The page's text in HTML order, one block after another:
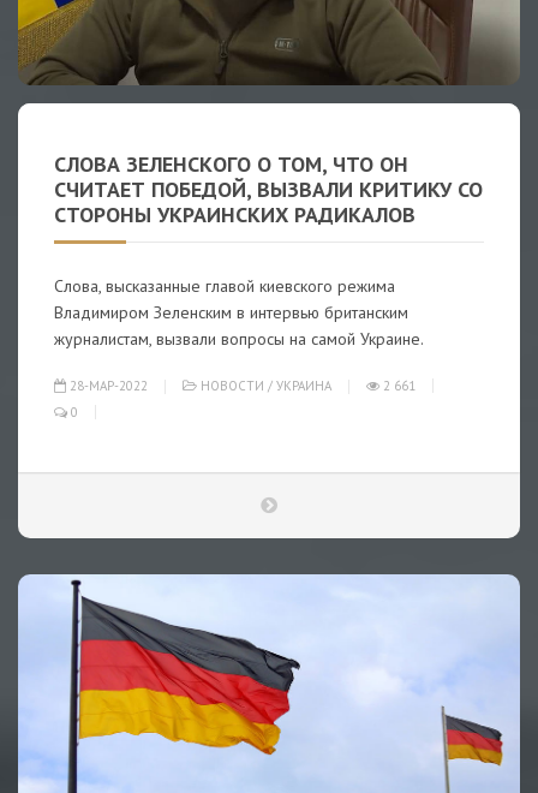
СЛОВА ЗЕЛЕНСКОГО О ТОМ, ЧТО ОН
СЧИТАЕТ ПОБЕДОЙ, ВЫЗВАЛИ КРИТИКУ СО
СТОРОНЫ УКРАИНСКИХ РАДИКАЛОВ
Слова, высказанные главой киевского режима
Владимиром Зеленским в интервью британским
журналистам, вызвали вопросы на самой Украине.
28-МАР-2022 НОВОСТИ / УКРАИНА
2 661
0